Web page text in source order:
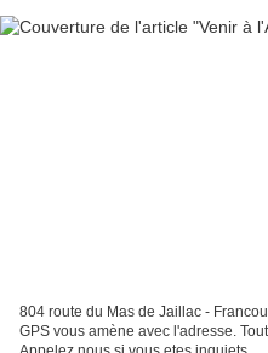
804 route du Mas de Jaillac -
GPS vous amène avec l'adresse.